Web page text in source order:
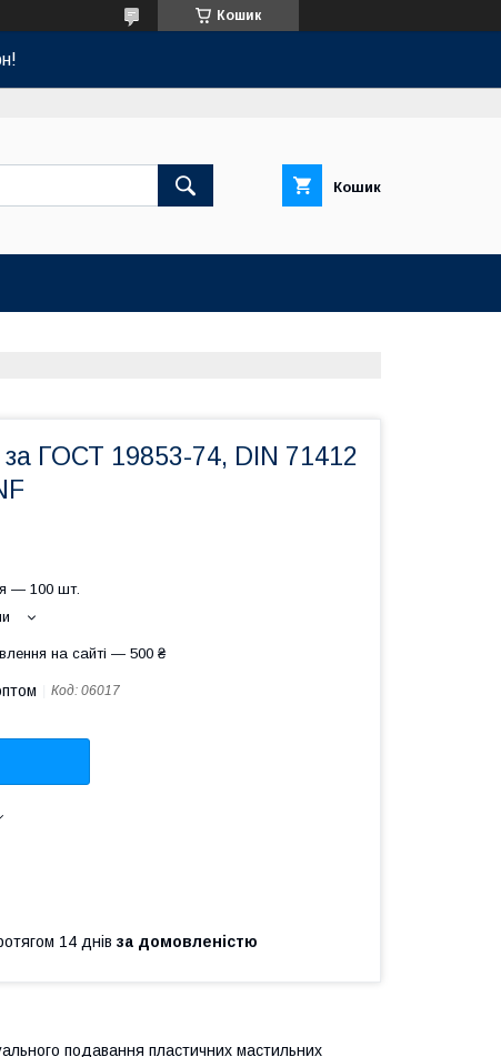
Кошик
Кошик
ГОСТ 19853-74, DIN 71412
— 100 шт.
на сайті — 500 ₴
Код: 06017
14 днів за домовленістю
подавання пластичних мастильних